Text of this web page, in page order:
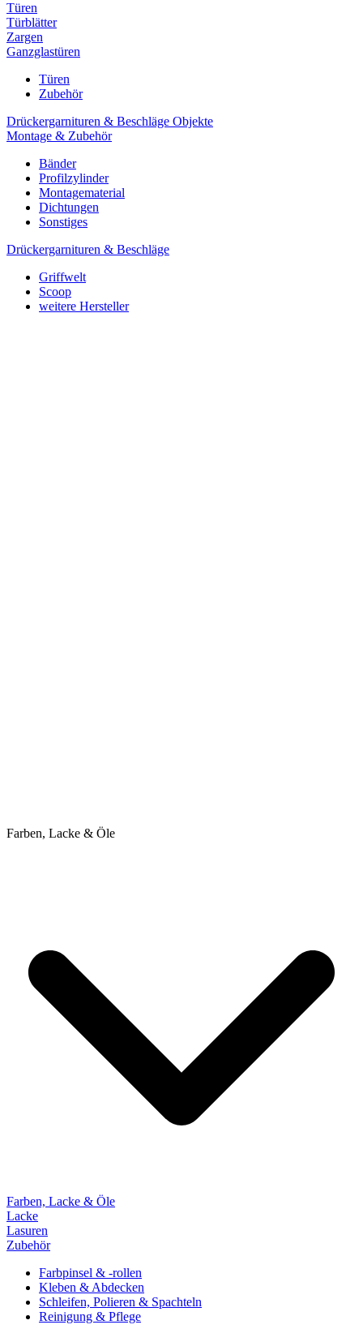
Türen
Türblätter
Zargen
Ganzglastüren
Türen
Zubehör
Drückergarnituren & Beschläge Objekte
Montage & Zubehör
Bänder
Profilzylinder
Montagematerial
Dichtungen
Sonstiges
Drückergarnituren & Beschläge
Griffwelt
Scoop
weitere Hersteller
Farben, Lacke & Öle
Farben, Lacke & Öle
Lacke
Lasuren
Zubehör
Farbpinsel & -rollen
Kleben & Abdecken
Schleifen, Polieren & Spachteln
Reinigung & Pflege